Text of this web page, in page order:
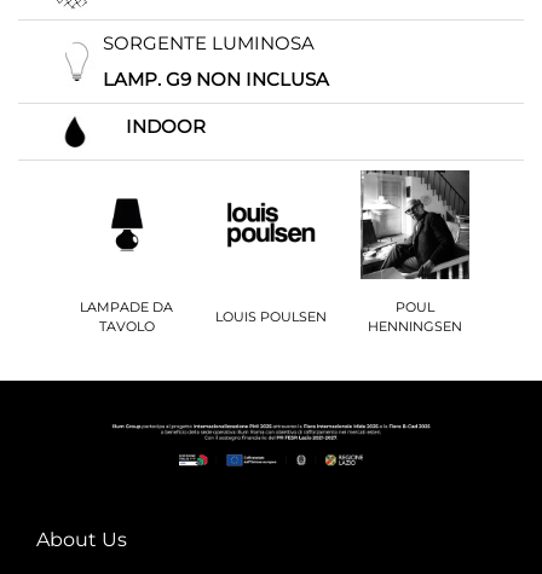
SORGENTE LUMINOSA
LAMP. G9 NON INCLUSA
INDOOR
LAMPADE DA
TAVOLO
LOUIS POULSEN
POUL
HENNINGSEN
About Us